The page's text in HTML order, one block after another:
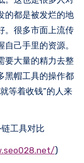
的都是被发烂的地
。很多市面上流传
己手里的资源。
要大量的精力去整
黑帽工具的操作都
等着收钱”的人来
工具对比
)